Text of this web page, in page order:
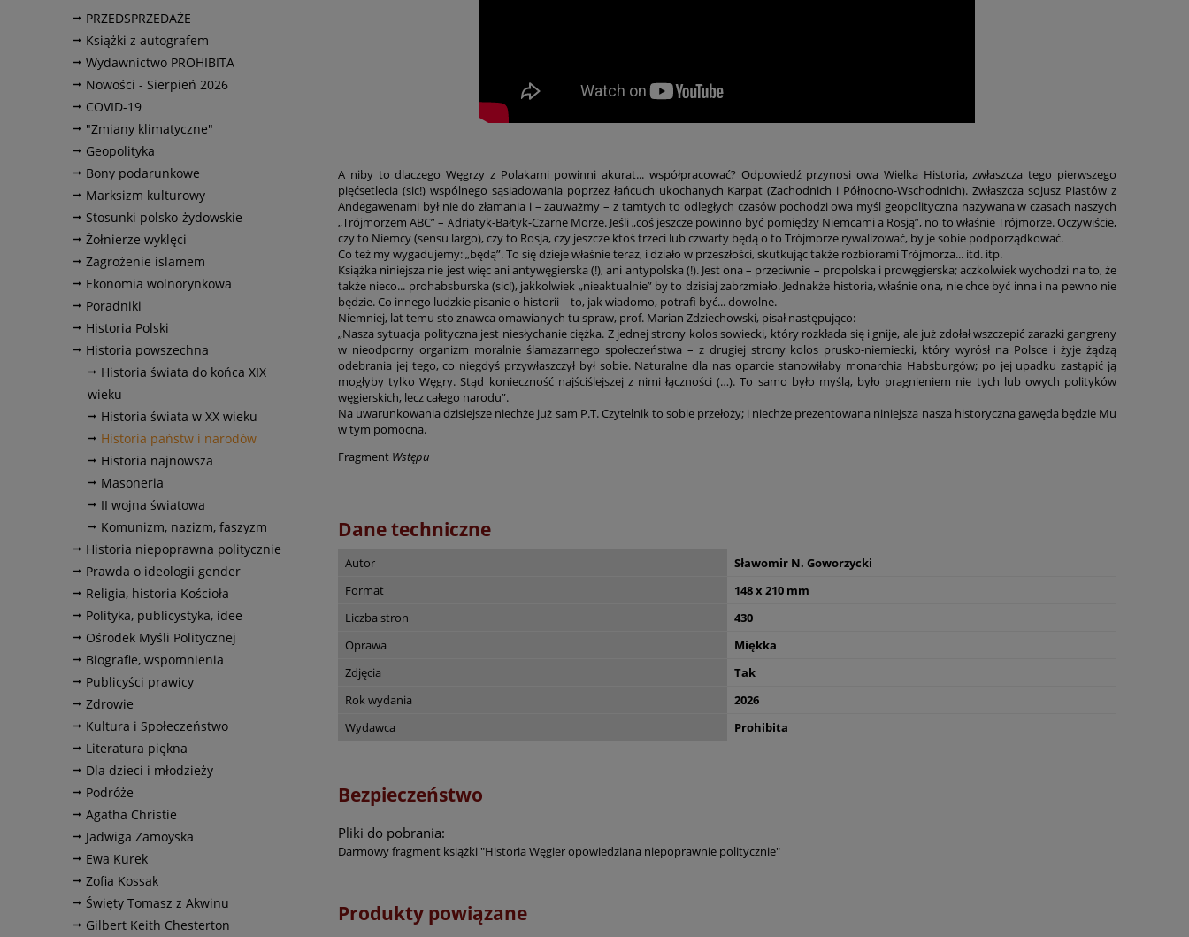
PRZEDSPRZEDAŻE
Książki z autografem
Wydawnictwo PROHIBITA
Nowości - Sierpień 2026
COVID-19
"Zmiany klimatyczne"
Geopolityka
Bony podarunkowe
Marksizm kulturowy
Stosunki polsko-żydowskie
Żołnierze wyklęci
Zagrożenie islamem
Ekonomia wolnorynkowa
Poradniki
Historia Polski
Historia powszechna
Historia świata do końca XIX
wieku
Historia świata w XX wieku
Historia państw i narodów
Historia najnowsza
Masoneria
II wojna światowa
Komunizm, nazizm, faszyzm
Historia niepoprawna politycznie
Prawda o ideologii gender
Religia, historia Kościoła
Polityka, publicystyka, idee
Ośrodek Myśli Politycznej
Biografie, wspomnienia
Publicyści prawicy
Zdrowie
Kultura i Społeczeństwo
Literatura piękna
Dla dzieci i młodzieży
Podróże
Agatha Christie
Jadwiga Zamoyska
Ewa Kurek
Zofia Kossak
Święty Tomasz z Akwinu
Gilbert Keith Chesterton
A niby to dlaczego Węgrzy z Polakami powinni akurat... współpracować? Odpowiedź przynosi owa Wielka Historia, zwłaszcza tego pierwszego
pięćsetlecia (sic!) wspólnego sąsiadowania poprzez łańcuch ukochanych Karpat (Zachodnich i Północno-Wschodnich). Zwłaszcza sojusz Piastów z
Andegawenami był nie do złamania i – zauważmy – z tamtych to odległych czasów pochodzi owa myśl geopolityczna nazywana w czasach naszych
„Trójmorzem ABC” – Adriatyk-Bałtyk-Czarne Morze. Jeśli „coś jeszcze powinno być pomiędzy Niemcami a Rosją”, no to właśnie Trójmorze. Oczywiście,
czy to Niemcy (sensu largo), czy to Rosja, czy jeszcze ktoś trzeci lub czwarty będą o to Trójmorze rywalizować, by je sobie podporządkować.
Co też my wygadujemy: „będą”. To się dzieje właśnie teraz, i działo w przeszłości, skutkując także rozbiorami Trójmorza... itd. itp.
Książka niniejsza nie jest więc ani antywęgierska (!), ani antypolska (!). Jest ona – przeciwnie – propolska i prowęgierska; aczkolwiek wychodzi na to, że
także nieco... prohabsburska (sic!), jakkolwiek „nieaktualnie” by to dzisiaj zabrzmiało. Jednakże historia, właśnie ona, nie chce być inna i na pewno nie
będzie. Co innego ludzkie pisanie o historii – to, jak wiadomo, potrafi być... dowolne.
Niemniej, lat temu sto znawca omawianych tu spraw, prof. Marian Zdziechowski, pisał następująco:
„Nasza sytuacja polityczna jest niesłychanie ciężka. Z jednej strony kolos sowiecki, który rozkłada się i gnije, ale już zdołał wszczepić zarazki gangreny
w nieodporny organizm moralnie ślamazarnego społeczeństwa – z drugiej strony kolos prusko-niemiecki, który wyrósł na Polsce i żyje żądzą
odebrania jej tego, co niegdyś przywłaszczył był sobie. Naturalne dla nas oparcie stanowiłaby monarchia Habsburgów; po jej upadku zastąpić ją
mogłyby tylko Węgry. Stąd konieczność najściślejszej z nimi łączności (…). To samo było myślą, było pragnieniem nie tych lub owych polityków
węgierskich, lecz całego narodu”.
Na uwarunkowania dzisiejsze niechże już sam P.T. Czytelnik to sobie przełoży; i niechże prezentowana niniejsza nasza historyczna gawęda będzie Mu
w tym pomocna.
Fragment Wstępu
Dane techniczne
Autor
Sławomir N. Goworzycki
Format
148 x 210 mm
Liczba stron
430
Oprawa
Miękka
Zdjęcia
Tak
Rok wydania
2026
Wydawca
Prohibita
Bezpieczeństwo
Pliki do pobrania:
Darmowy fragment książki "Historia Węgier opowiedziana niepoprawnie politycznie"
Produkty powiązane